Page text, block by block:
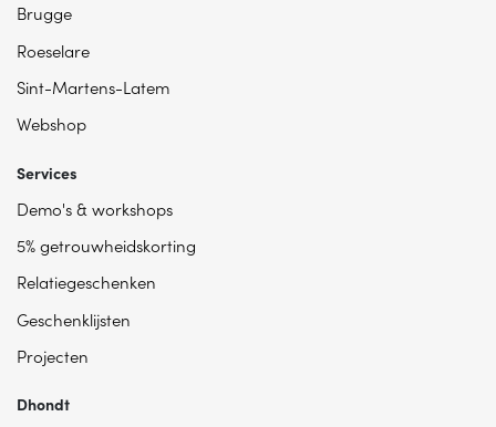
Brugge
Roeselare
Sint-Martens-Latem
Webshop
Services
Demo's & workshops
5% getrouwheidskorting
Relatiegeschenken
Geschenklijsten
Projecten
Dhondt